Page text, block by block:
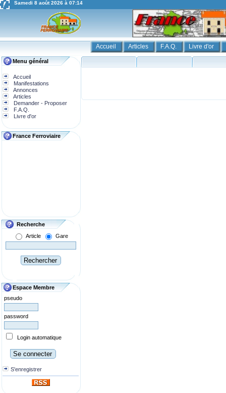
Samedi 8 août 2026 à 07:14
Accueil Articles F.A.Q. Livre d'or
Menu général
Accueil
Manifestations
Annonces
Articles
Demander - Proposer
F.A.Q.
Livre d'or
France Ferroviaire
Recherche
Article
Gare
Espace Membre
pseudo
password
Login automatique
S'enregistrer